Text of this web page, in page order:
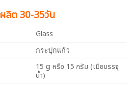
ลิต 30-35วัน
Glass
กระปุกแก้ว
15 g หรือ 15 กรัม (เมือบรรจุ
น้ำ)